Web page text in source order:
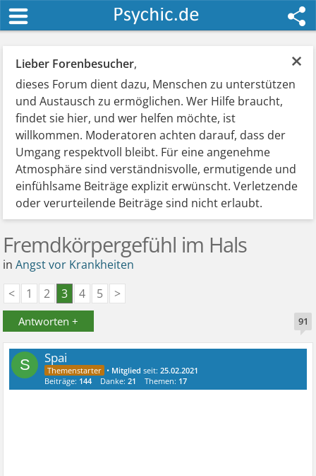
×
Lieber Forenbesucher,
dieses Forum dient dazu, Menschen zu unterstützen
und Austausch zu ermöglichen. Wer Hilfe braucht,
findet sie hier, und wer helfen möchte, ist
willkommen. Moderatoren achten darauf, dass der
Umgang respektvoll bleibt. Für eine angenehme
Atmosphäre sind verständnisvolle, ermutigende und
einfühlsame Beiträge explizit erwünscht. Verletzende
oder verurteilende Beiträge sind nicht erlaubt.
Fremdkörpergefühl im Hals
inAngst vor Krankheiten
<
1 2 3 4 5 >
Antworten + 91
S Spai
• Mitglied seit:25.02.2021
Beiträge: 144 Danke:21 Themen: 17